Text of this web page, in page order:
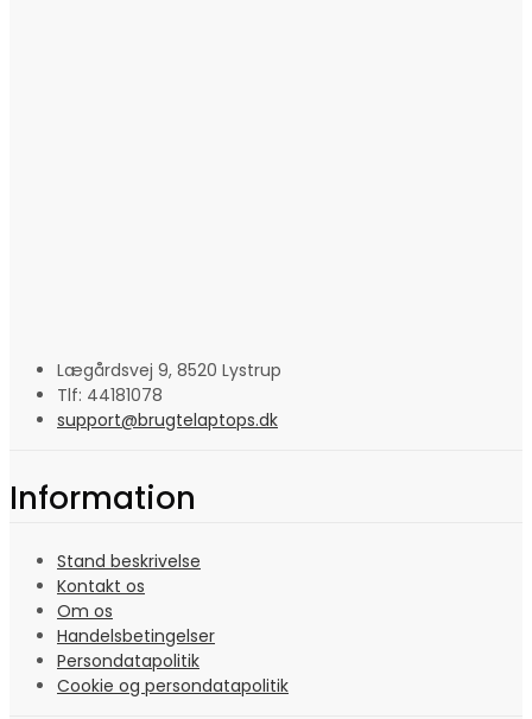
Lægårdsvej 9, 8520 Lystrup
Tlf: 44181078
support@brugtelaptops.dk
Information
Stand beskrivelse
Kontakt os
Om os
Handelsbetingelser
Persondatapolitik
Cookie og persondatapolitik